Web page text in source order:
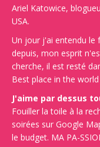
Ariel Katowice,
USA.
Un jour j'ai entendu le
depuis, mon esprit
cherche, il est resté
Best place in the
J'aime par dessus
Fouiller la toile à la
soirées sur Google
le budget. MA PA-